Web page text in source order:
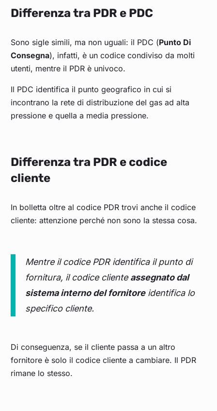
Differenza tra PDR e PDC
Sono sigle simili, ma non uguali: il PDC (Punto Di
Consegna), infatti, è un codice condiviso da molti
utenti, mentre il PDR è univoco.
Il PDC identifica il punto geografico in cui si
incontrano la rete di distribuzione del gas ad alta
pressione e quella a media pressione.
Differenza tra PDR e codice
cliente
In bolletta oltre al codice PDR trovi anche il codice
cliente: attenzione perché non sono la stessa cosa.
Mentre il codice PDR identifica il punto di
fornitura, il codice cliente assegnato dal
sistema interno del fornitoreidentifica lo
specifico cliente.
Di conseguenza, se il cliente passa a un altro
fornitore è solo il codice cliente a cambiare. Il PDR
rimane lo stesso.